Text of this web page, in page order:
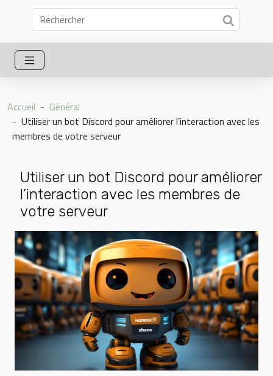
Accueil
Général
Utiliser un bot Discord pour améliorer l’interaction avec les
membres de votre serveur
Utiliser un bot Discord pour améliorer
l’interaction avec les membres de
votre serveur